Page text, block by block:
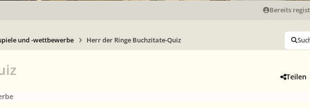
Bereits
und -wettbewerbe Herr der Ringe Buchzitate-Quiz
Teilen